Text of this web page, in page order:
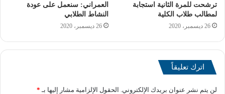
ترشحت للمرة الثانية استجابة
لمطالب طلاب الكلية
26 ديسمبر، 2020
العمراني: سنعمل على عودة
النشاط الطلابي
26 ديسمبر، 2020
اترك تعليقاً
لن يتم نشر عنوان بريدك الإلكتروني. الحقول الإلزامية مشار إليها بـ *